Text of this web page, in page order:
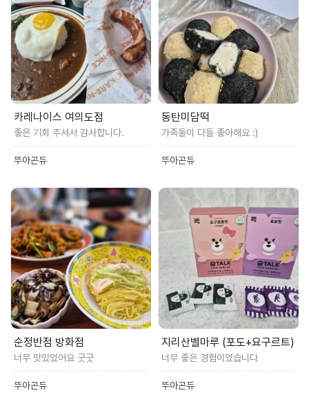
카레나이스 여의도점
좋은 기회 주셔서 감사합니다.
뚜아곤듀
동탄미담떡
가족들이 다들 좋아해요 :)
뚜아곤듀
순정반점 방화점
너무 맛있었어요 굿굿
뚜아곤듀
지리산별마루 (포도+요구르트)
너무 좋은 경험이었습니다
뚜아곤듀